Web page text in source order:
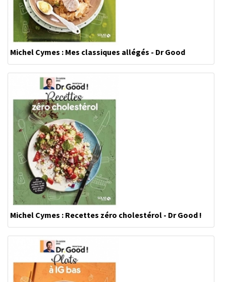
Michel Cymes : Mes classiques allégés - Dr Good
Michel Cymes : Recettes zéro cholestérol - Dr Good !